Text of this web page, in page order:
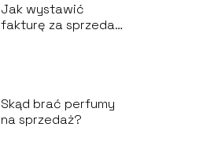
Jak wystawić
fakturę za sprzedaż
Skąd brać perfumy
na sprzedaż?